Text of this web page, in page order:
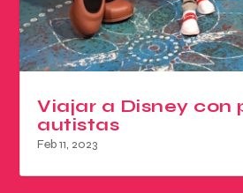
Viajar a Disney con
autistas
Feb 11, 2023